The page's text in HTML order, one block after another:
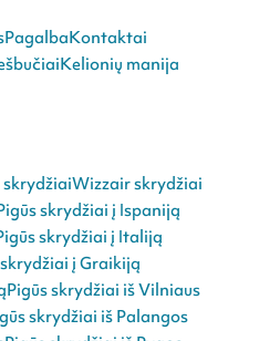
PagalbaKontaktai
Kelionių manija
Wizzair skrydžiai
skrydžiai į Ispaniją
skrydžiai į Italiją
į Graikiją
Pigūs skrydžiai iš Vilniaus
skrydžiai iš Palangos